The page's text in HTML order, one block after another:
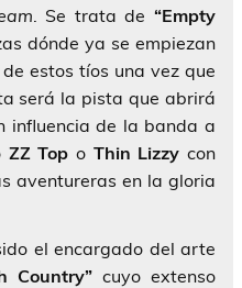
. Se trata de “Empty
dónde ya se empiezan
estos tíos una vez que
será la pista que abrirá
influencia de la banda a
ZZ Top o Thin Lizzy con
aventureras en la gloria
el encargado del arte
Country” cuyo extenso